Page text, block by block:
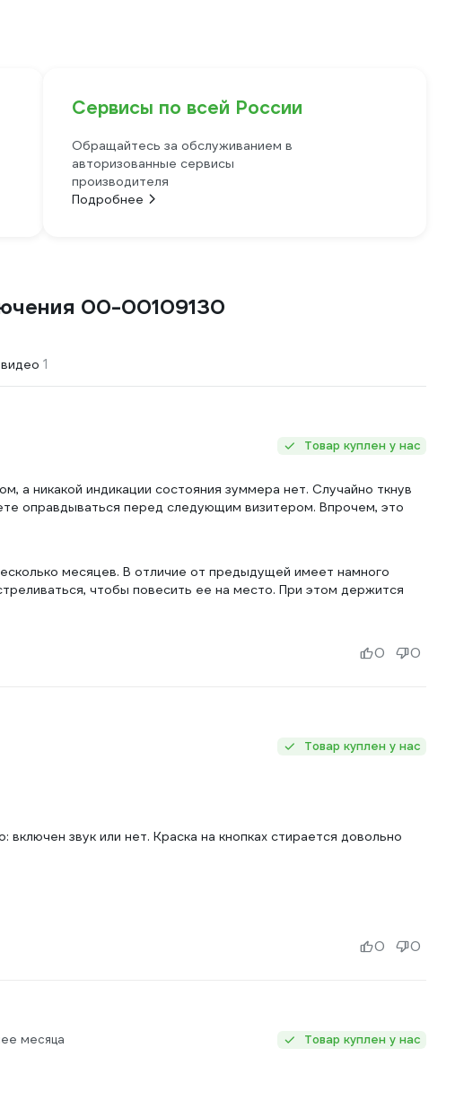
Сервисы по всей России
Обращайтесь за обслуживанием в
авторизованные сервисы
производителя
Подробнее
00-00109130
1
Товар куплен у нас
а никакой индикации состояния зуммера нет. Случайно ткнув
оправдываться перед следующим визитером. Впрочем, это
месяцев. В отличие от предыдущей имеет намного
чтобы повесить ее на место. При этом держится
0 0
Товар куплен у нас
звук или нет. Краска на кнопках стирается довольно
0 0
месяца Товар куплен у нас